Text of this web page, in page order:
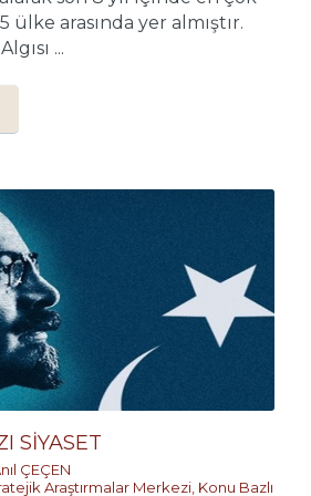
ülke arasında yer almıştır.
...
SİYASET
ÇEÇEN
Araştırmalar Merkezi Konu Bazlı